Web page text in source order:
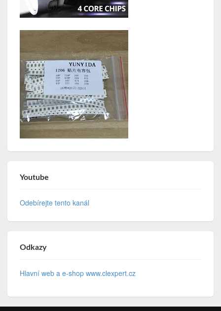
Youtube
Odebírejte tento kanál
Odkazy
Hlavní web a e-shop www.clexpert.cz